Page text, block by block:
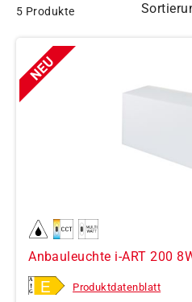
5 Produkte
Anbauleuchte i-ART 200
Produktdatenblatt